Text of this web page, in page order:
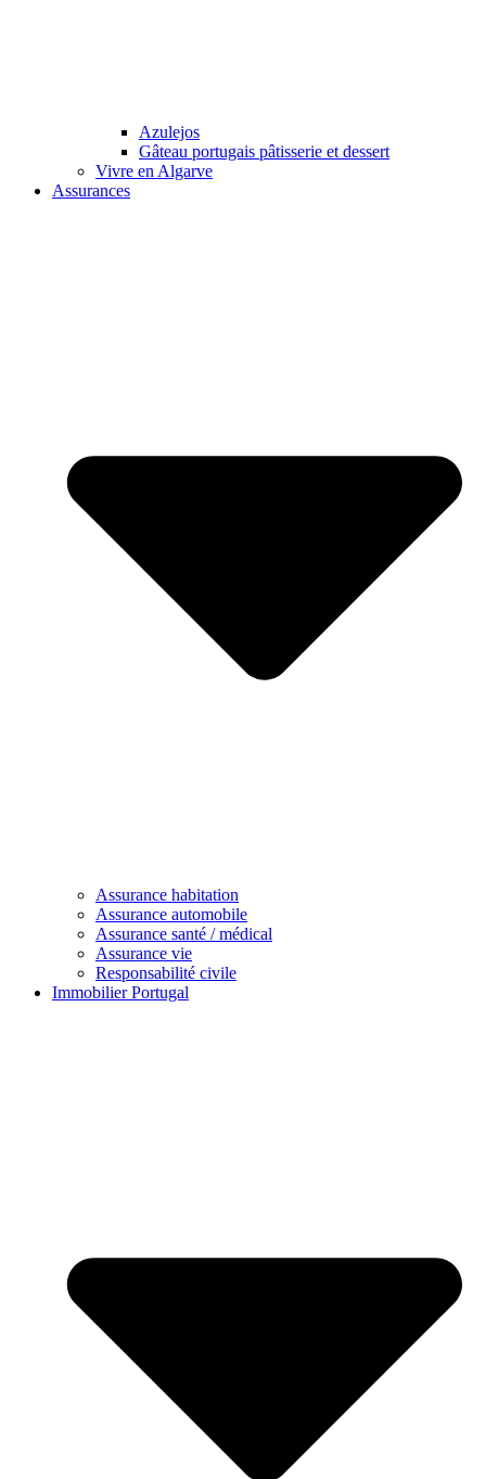
Azulejos
Gâteau portugais pâtisserie et dessert
Vivre en Algarve
Assurances
Assurance habitation
Assurance automobile
Assurance santé / médical
Assurance vie
Responsabilité civile
Immobilier Portugal